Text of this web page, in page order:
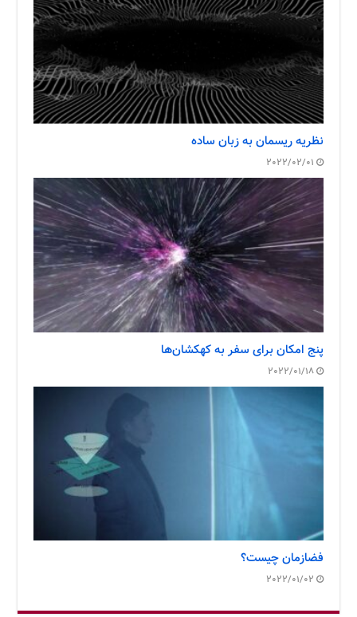
نظریه ریسمان به زبان ساده
2022/02/01
پنج امکان برای سفر به کهکشان‌ها
2022/01/18
فضازمان چیست؟
2022/01/02